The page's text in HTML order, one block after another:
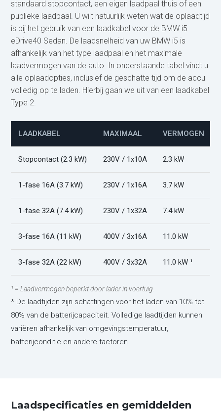
standaard stopcontact, een eigen laadpaal thuis of een
publieke laadpaal. U wilt natuurlijk weten wat de oplaadtijd
is bij het gebruik van een laadkabel voor de BMW i5
eDrive40 Sedan. De laadsnelheid van uw BMW i5 is
afhankelijk van het type laadpaal en het maximale
laadvermogen van de auto. In onderstaande tabel vindt u
alle oplaadopties, inclusief de geschatte tijd om de accu
volledig op te laden. Hierbij gaan we uit van een laadkabel
Type 2.
LAADKABEL MAXIMAAL VERMOGEN
Stopcontact (2.3 kW) 230V / 1x10A 2.3 kW
1-fase 16A (3.7 kW) 230V / 1x16A 3.7 kW
1-fase 32A (7.4 kW) 230V / 1x32A 7.4 kW
3-fase 16A (11 kW) 400V / 3x16A 11.0 kW
3-fase 32A (22 kW) 400V / 3x32A 11.0 kW ¹
¹ = Laadvermogen beperkt door lader in voertuig.
* De laadtijden zijn schattingen voor het laden van 10% tot
80% van de batterijcapaciteit. Volledige laadtijden kunnen
variëren afhankelijk van omgevingstemperatuur,
batterijconditie en andere factoren.
Laadspecificaties en gemiddelden